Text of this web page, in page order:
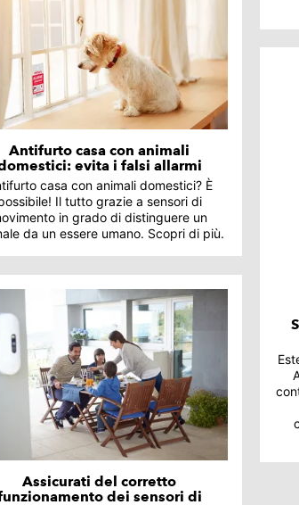
Antifurto casa con animali
evita i falsi allarmi
casa con animali domestici? È
Il tutto grazie a sensori di
in grado di distinguere un
da un essere umano. Scopri di più.
Assicurati del corretto
dei sensori di